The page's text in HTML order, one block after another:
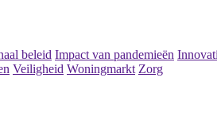
beleid Impact van pandemieën
Veiligheid Woningmarkt Zorg